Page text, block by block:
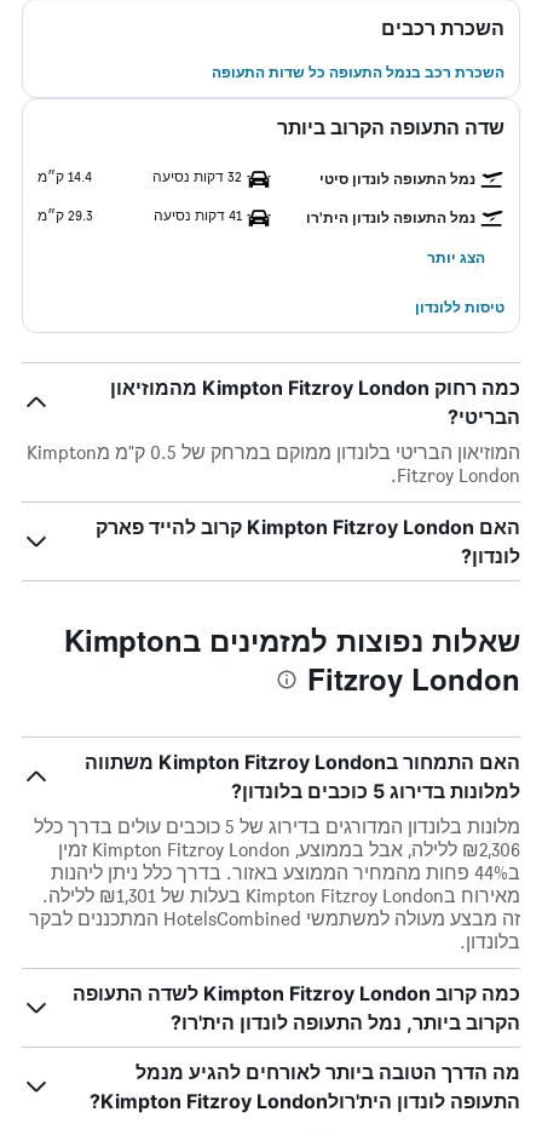
השכרת רכבים
השכרת רכב בנמל התעופה כל שדות התעופה
שדה התעופה הקרוב ביותר
נמל התעופה לונדון סיטי 32 דקות נסיעה 14.4 ק״מ
נמל התעופה לונדון הית'רו 41 דקות נסיעה 29.3 ק״מ
הצג יותר
טיסות ללונדון
כמה רחוק Kimpton Fitzroy London מהמוזיאון
הבריטי?
המוזיאון הבריטי בלונדון ממוקם במרחק של 0.5 ק"מ מKimpton
Fitzroy London.
האם Kimpton Fitzroy London קרוב להייד פארק
לונדון?
שאלות נפוצות למזמינים בKimpton
Fitzroy London
האם התמחור בKimpton Fitzroy London משתווה
למלונות בדירוג 5 כוכבים בלונדון?
מלונות בלונדון המדורגים בדירוג של 5 כוכבים עולים בדרך כלל
₪2,306 ללילה, אבל בממוצע, Kimpton Fitzroy London זמין
ב44% פחות מהמחיר הממוצע באזור. בדרך כלל ניתן ליהנות
מאירוח בKimpton Fitzroy London בעלות של ₪1,301 ללילה.
זה מבצע מעולה למשתמשי HotelsCombined המתכננים לבקר
בלונדון.
כמה קרוב Kimpton Fitzroy London לשדה התעופה
הקרוב ביותר, נמל התעופה לונדון הית'רו?
מה הדרך הטובה ביותר לאורחים להגיע מנמל
התעופה לונדון הית'רולKimpton Fitzroy London?